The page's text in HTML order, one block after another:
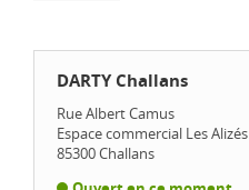
DARTY Challans
Rue Albert Camus
Espace commercial Les Alizés
85300Challans